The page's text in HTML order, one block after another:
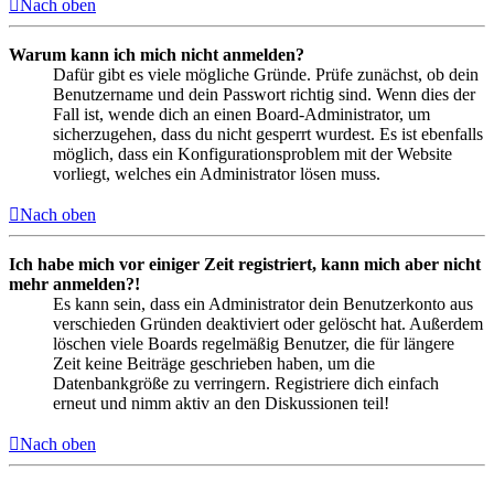
Nach oben
Warum kann ich mich nicht anmelden?
Dafür gibt es viele mögliche Gründe. Prüfe zunächst, ob dein
Benutzername und dein Passwort richtig sind. Wenn dies der
Fall ist, wende dich an einen Board-Administrator, um
sicherzugehen, dass du nicht gesperrt wurdest. Es ist ebenfalls
möglich, dass ein Konfigurationsproblem mit der Website
vorliegt, welches ein Administrator lösen muss.
Nach oben
Ich habe mich vor einiger Zeit registriert, kann mich aber nicht
mehr anmelden?!
Es kann sein, dass ein Administrator dein Benutzerkonto aus
verschieden Gründen deaktiviert oder gelöscht hat. Außerdem
löschen viele Boards regelmäßig Benutzer, die für längere
Zeit keine Beiträge geschrieben haben, um die
Datenbankgröße zu verringern. Registriere dich einfach
erneut und nimm aktiv an den Diskussionen teil!
Nach oben